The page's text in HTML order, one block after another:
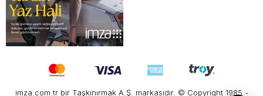
imza.com.tr bir Taşkınırmak A.Ş. markasıdır. © Copyright 1985 -